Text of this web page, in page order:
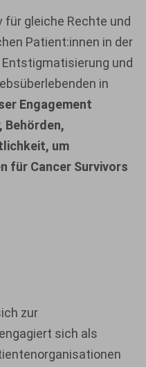
gleiche Rechte und
Patient:innen in der
und
in
Engagement
Behörden,
um
für Cancer Survivors
zur
sich als